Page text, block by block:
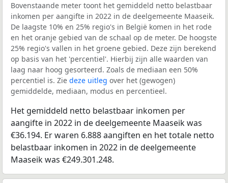
Bovenstaande meter toont het gemiddeld netto belastbaar
inkomen per aangifte in 2022 in de deelgemeente Maaseik.
De laagste 10% en 25% regio's in België komen in het rode
en het oranje gebied van de schaal op de meter. De hoogste
25% regio's vallen in het groene gebied. Deze zijn berekend
op basis van het 'percentiel'. Hierbij zijn alle waarden van
laag naar hoog gesorteerd. Zoals de mediaan een 50%
percentiel is. Zie deze uitleg over het (gewogen)
gemiddelde, mediaan, modus en percentieel.
Het gemiddeld netto belastbaar inkomen per
aangifte in 2022 in de deelgemeente Maaseik was
€36.194. Er waren 6.888 aangiften en het totale netto
belastbaar inkomen in 2022 in de deelgemeente
Maaseik was €249.301.248.